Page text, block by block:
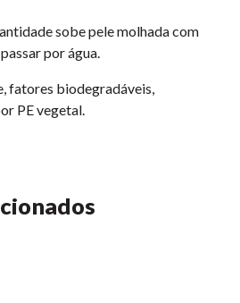
sobe pele molhada com
por água.
fatores biodegradáveis,
PE vegetal.